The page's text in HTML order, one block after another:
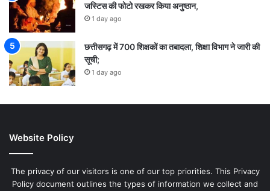
जस्टिस की फोटो रखकर किया अनुष्ठान,
1 day ago
छत्तीसगढ़ में 700 शिक्षकों का तबादला, शिक्षा विभाग ने जारी की
सूची;
1 day ago
Website Policy
The privacy of our visitors is one of our top priorities. This Privacy
Policy document outlines the types of information we collect and